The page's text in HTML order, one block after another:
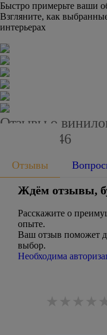
Быстро примерьте ваши
Взгляните, как
интерьерах
Отзывы о
PL71810-46
Отзывы
Ждём отзывы,
Расскажите о
опыте.
Ваш отзыв поможет
выбор.
Необходима